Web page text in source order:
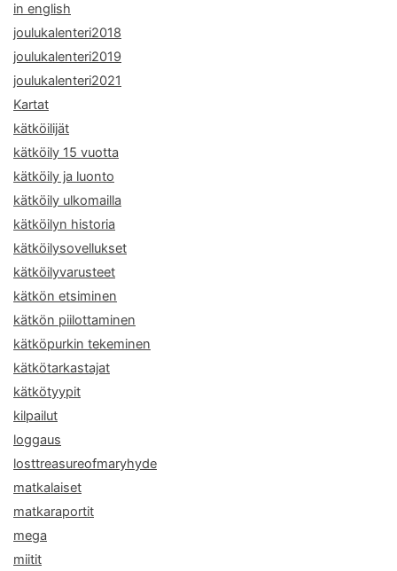
in english
joulukalenteri2018
joulukalenteri2019
joulukalenteri2021
Kartat
kätköilijät
kätköily 15 vuotta
kätköily ja luonto
kätköily ulkomailla
kätköilyn historia
kätköilysovellukset
kätköilyvarusteet
kätkön etsiminen
kätkön piilottaminen
kätköpurkin tekeminen
kätkötarkastajat
kätkötyypit
kilpailut
loggaus
losttreasureofmaryhyde
matkalaiset
matkaraportit
mega
miitit